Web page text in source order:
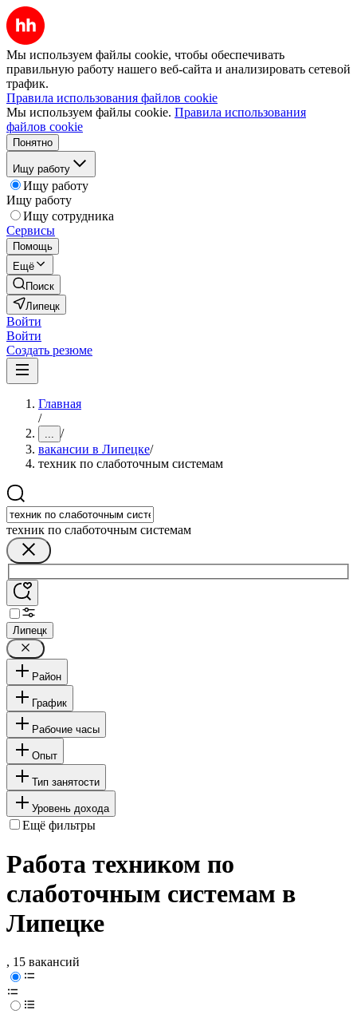
Мы используем файлы cookie, чтобы обеспечивать
правильную работу нашего веб-сайта и анализировать сетевой
трафик.
Правила использования файлов cookie
Мы используем файлы cookie. Правила использования
файлов cookie
Понятно
Ищу работу
Ищу работу
Ищу работу
Ищу сотрудника
Сервисы
Помощь
Ещё
Поиск
Липецк
Войти
Войти
Создать резюме
Главная
/
... /
вакансии в Липецке/
техник по слаботочным системам
техник по слаботочным системам
Липецк
Район
График
Рабочие часы
Опыт
Тип занятости
Уровень дохода
Ещё фильтры
Работа техником по
слаботочным системам в
Липецке
, 15 вакансий